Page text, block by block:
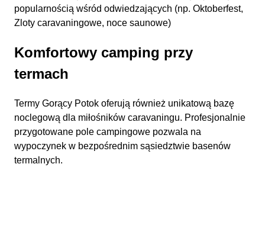
popularnością wśród odwiedzających (np. Oktoberfest,
Zloty caravaningowe, noce saunowe)
Komfortowy camping przy
termach
Termy Gorący Potok oferują również unikatową bazę
noclegową dla miłośników caravaningu. Profesjonalnie
przygotowane pole campingowe pozwala na
wypoczynek w bezpośrednim sąsiedztwie basenów
termalnych.